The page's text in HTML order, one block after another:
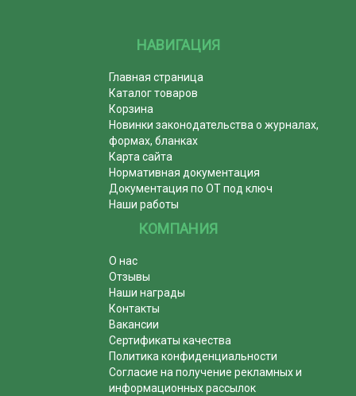
НАВИГАЦИЯ
Главная страница
Каталог товаров
Корзина
Новинки законодательства о журналах,
формах, бланках
Карта сайта
Нормативная документация
Документация по ОТ под ключ
Наши работы
КОМПАНИЯ
О нас
Отзывы
Наши награды
Контакты
Вакансии
Сертификаты качества
Политика конфиденциальности
Согласие на получение рекламных и
информационных рассылок